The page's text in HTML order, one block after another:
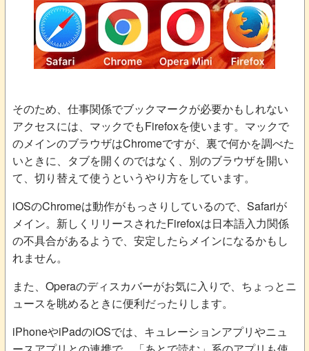
そのため、仕事関係でブックマークが必要かもしれない
アクセスには、マックでもFirefoxを使います。マックで
のメインのブラウザはChromeですが、裏で何かを調べた
いときに、タブを開くのではなく、別のブラウザを開い
て、切り替えて使うというやり方をしています。
iOSのChromeは動作がもっさりしているので、Safariが
メイン。新しくリリースされたFirefoxは日本語入力関係
の不具合があるようで、安定したらメインになるかもし
れません。
また、Operaのディスカバーがお気に入りで、ちょっとニ
ュースを眺めるときに便利だったりします。
iPhoneやiPadのiOSでは、キュレーションアプリやニュ